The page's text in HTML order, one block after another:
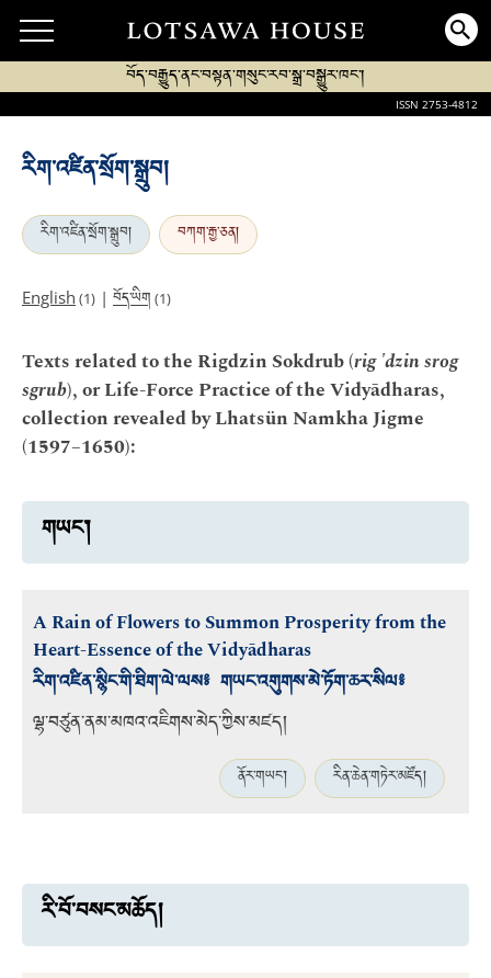
བོད་བརྒྱུད་ནང་བསྟན་གསུང་རབ་སྒྲ་བསྒྱུར་ཁང་།
ISSN 2753-4812
རིག་འཛིན་སྲོག་སྒྲུབ།
རིག་འཛིན་སྲོག་སྒྲུབ། བཀག་རྒྱ་ཅན།
English (1) | བོད་ཡིག (1)
Texts related to the Rigdzin Sokdrub (rig 'dzin srog
sgrub), or Life-Force Practice of the Vidyādharas,
collection revealed by Lhatsün Namkha Jigme
(1597–1650):
གཡང་།
A Rain of Flowers to Summon Prosperity from the
Heart-Essence of the Vidyādharas
རིག་འཛིན་སྙིང་གི་ཐིག་ལེ་ལས༔ གཡང་འགུགས་མེ་ཏོག་ཆར་སིལ༔
ལྷ་བཙུན་ནམ་མཁའ་འཇིགས་མེད་ཀྱིས་མཛད།
ནོར་གཡང་། རིན་ཆེན་གཏེར་མཛོད།
རི་བོ་བསང་མཆོད།